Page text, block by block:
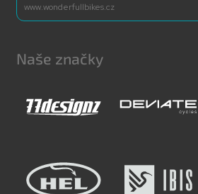
www.wonderfullbikes.cz
Naše značky